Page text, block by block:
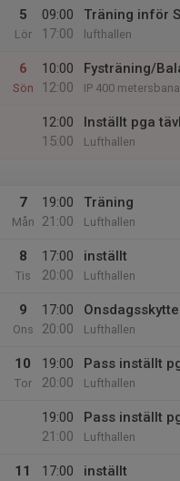
5
Lör
09:00
17:00
Träning inför
lufthallen
6
Sön
10:00
12:00
Fysträning/
IP 400
12:00
15:00
Inställt pga
Lufthallen
7
Mån
19:00
21:00
Träning
Lufthallen
8
Tis
17:00
20:00
inställt
Lufthallen
9
Ons
17:00
20:00
Onsdagsskytte
Lufthallen
10
Tor
19:00
20:00
Pass inställt
Lufthallen
19:00
21:00
Pass inställt
Lufthallen
11
17:00
inställt